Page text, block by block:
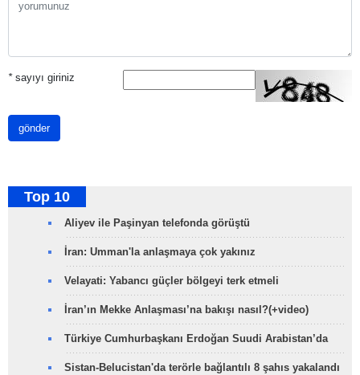
*sayıyı giriniz
gönder
Top 10
Aliyev ile Paşinyan telefonda görüştü
İran: Umman'la anlaşmaya çok yakınız
Velayati: Yabancı güçler bölgeyi terk etmeli
İran’ın Mekke Anlaşması’na bakışı nasıl?(+video)
Türkiye Cumhurbaşkanı Erdoğan Suudi Arabistan’da
Sistan-Belucistan'da terörle bağlantılı 8 şahıs yakalandı